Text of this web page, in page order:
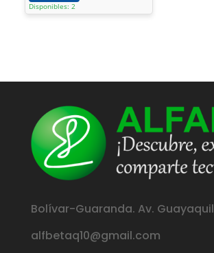
Disponibles: 2
Bolívar-Guaranda. Av. Guayaquil
alfbetaq10@gmail.com